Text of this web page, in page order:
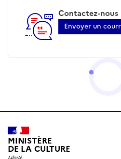
Contactez-nous
Envoyer un
MINISTÈRE
DE LA CULTURE